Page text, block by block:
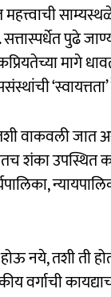
महत्त्वाची
पुढे
मागे
वाकवली
शंका उपस्थित
नये, तशी ती
वर्गाची